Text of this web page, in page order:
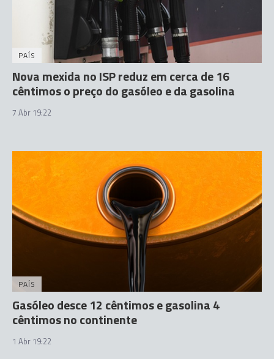
PAÍS
Nova mexida no ISP reduz em cerca de 16
cêntimos o preço do gasóleo e da gasolina
7 Abr 19:22
PAÍS
Gasóleo desce 12 cêntimos e gasolina 4
cêntimos no continente
1 Abr 19:22